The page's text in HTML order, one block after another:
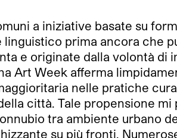
a iniziative basate su
prima ancora che
e originate dalla volontà
Week afferma
nelle pratiche
città. Tale propensione
tra ambiente urbano
su più fronti.